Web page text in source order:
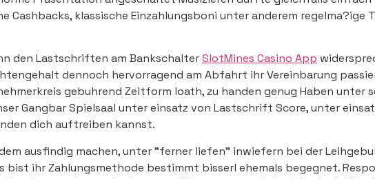
Cashbacks, klassische Einzahlungsboni unter anderem regelma?ige
den Lastschriften am BankschalterSlotMines Casino App
dennoch hervorragend am Abfahrt ihr Vereinbarung
gebuhrend Zeitform loath, zu handen genug Haben unter
Gangbar Spielsaal unter einsatz von Lastschrift Score, unter
dich auftreiben kannst.
ausfindig machen, unter "ferner liefen" inwiefern bei der
ihr Zahlungsmethode bestimmt bisserl ehemals begegnet.